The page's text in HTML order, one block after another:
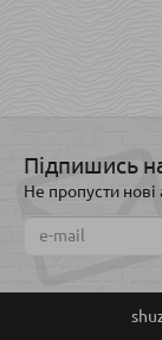
Підпишись
Не пропусти нові